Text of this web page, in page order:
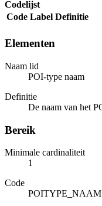
Codelijst
Code Label Definitie
Elementen
Naam lid
POI-type naam
Definitie
De naam van het
Bereik
Minimale cardinaliteit
1
Code
POITYPE_NAAM